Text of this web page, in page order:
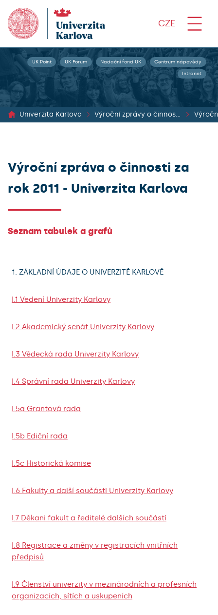
CZE
UK Point UK Forum Nadační fond UK Centrum nápovědy
Intranet
Univerzita Karlova Výroční zprávy o činnosti, o hospodaření a rozpočet Univerzity Karlovy
Výroční zpráva o činnosti za
rok 2011 - Univerzita Karlova
Seznam tabulek a grafů
1. ZÁKLADNÍ ÚDAJE O UNIVERZITĚ KARLOVĚ
I.1 Vedení Univerzity Karlovy
I.2 Akademický senát Univerzity Karlovy
I.3 Vědecká rada Univerzity Karlovy
I.4 Správní rada Univerzity Karlovy
I.5a Grantová rada
I.5b Ediční rada
I.5c Historická komise
I.6 Fakulty a další součásti Univerzity Karlovy
I.7 Děkani fakult a ředitelé dalších součástí
I.8 Registrace a změny v registracích vnitřních
předpisů
I.9 Členství univerzity v mezinárodních a profesních
organizacích, sítích a uskupeních